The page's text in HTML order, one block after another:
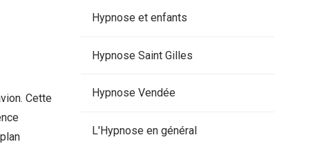
Cette
Hypnose et enfants
Hypnose Saint Gilles
Hypnose Vendée
L'Hypnose en général